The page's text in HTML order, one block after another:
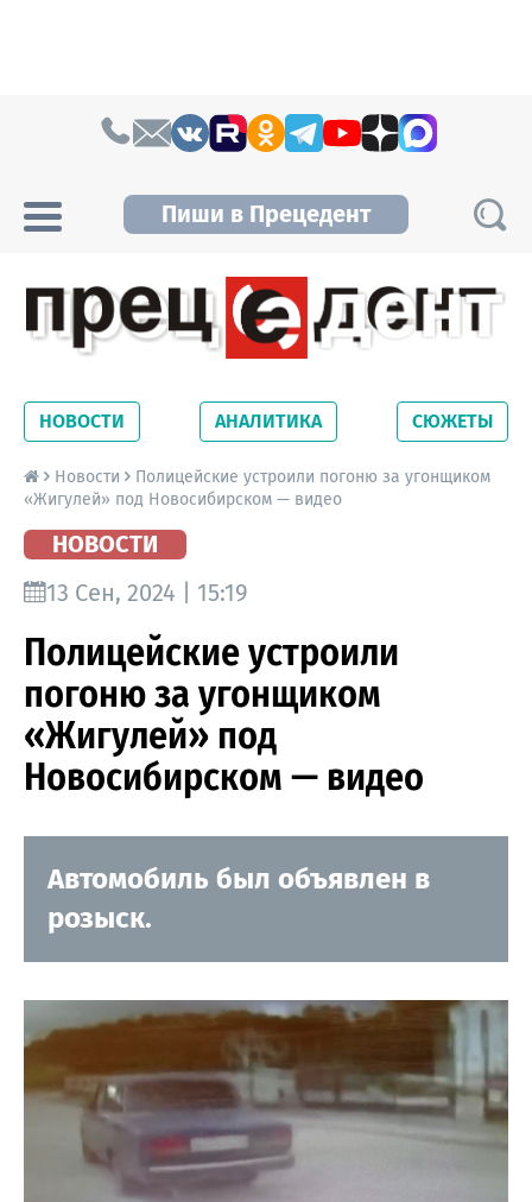
Пиши в Прецедент
Новосибирской области. Читайте свежие
новости на сайте сетевого издания
Precedent.
НОВОСТИ АНАЛИТИКА СЮЖЕТЫ
Новости
Полицейские устроили погоню за угонщиком
«Жигулей» под Новосибирском — видео
НОВОСТИ
13 Сен, 2024 | 15:19
Полицейские устроили
погоню за угонщиком
«Жигулей» под
Новосибирском — видео
Автомобиль был объявлен в
розыск.